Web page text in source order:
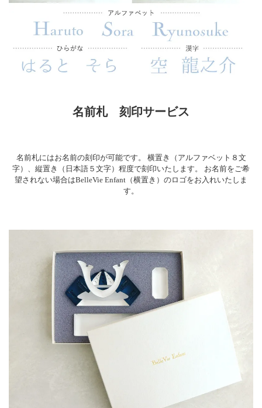
名前札 刻印サービス
名前札にはお名前の刻印が可能です。
横置き（アルファベット８文
字）、縦置き（日本語５文字）程度で刻印いたします。
お名前をご希
望されない場合はBelleVie Enfant（横置き）のロゴをお入れいたしま
す。